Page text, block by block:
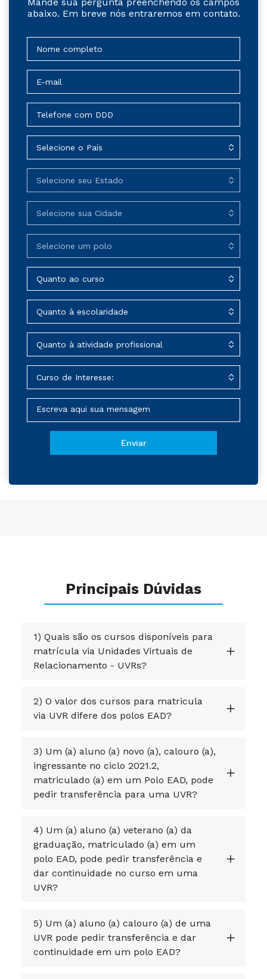
abaixo. Em breve nós entraremos em contato.
Principais Dúvidas
1) Quais são os cursos disponíveis para
matrícula via Unidades Virtuais de
Relacionamento - UVRs?
2) O valor dos cursos para matricula
via UVR difere dos polos EAD?
3) Um (a) aluno (a) novo (a), calouro (a),
ingressante no ciclo 2021.2,
matriculado (a) em um Polo EAD, pode
pedir transferência para uma UVR?
4) Um (a) aluno (a) veterano (a) da
graduação, matriculado (a) em um
polo EAD, pode pedir transferência e
dar continuidade no curso em uma
UVR?
5) Um (a) aluno (a) calouro (a) de uma
UVR pode pedir transferência e dar
continuidade em um polo EAD?